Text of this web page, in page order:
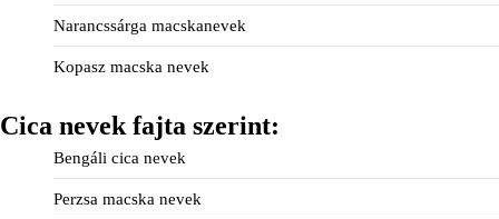
Narancssárga macskanevek
Kopasz macska nevek
Cica nevek fajta szerint:
Bengáli cica nevek
Perzsa macska nevek